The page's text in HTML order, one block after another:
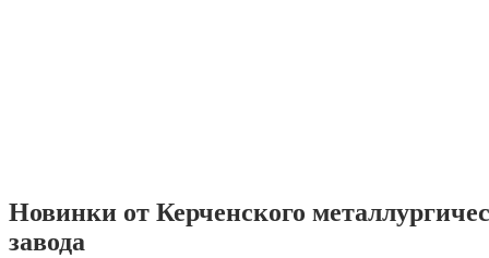
Новинки от Керченского
завода